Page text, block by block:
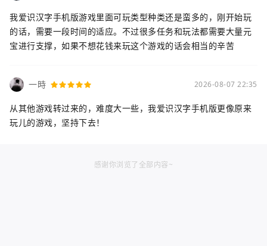
我爱识汉字手机版游戏里面可玩类型种类还是蛮多的，刚开始玩
的话，需要一段时间的适应。不过很多任务和玩法都需要大量元
宝进行支撑，如果不想花钱来玩这个游戏的话会相当的辛苦
一時 2026-08-07 22:35
从其他游戏转过来的，难度大一些，我爱识汉字手机版更像原来
玩儿的游戏，坚持下去！
感谢你浏览了全部内容~